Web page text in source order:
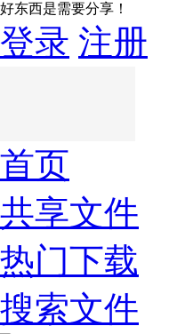
好东西是需要分享！
登录 注册
首页
共享文件
热门下载
搜索文件